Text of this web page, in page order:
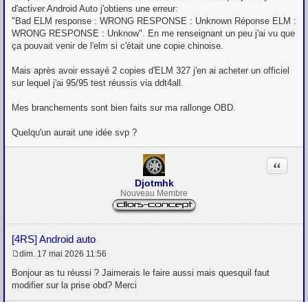
d'activer Android Auto j'obtiens une erreur:
"Bad ELM response : WRONG RESPONSE : Unknown Réponse ELM :
WRONG RESPONSE : Unknow". En me renseignant un peu j'ai vu que
ça pouvait venir de l'elm si c'était une copie chinoise.
Mais après avoir essayé 2 copies d'ELM 327 j'en ai acheter un officiel
sur lequel j'ai 95/95 test réussis via ddt4all.
Mes branchements sont bien faits sur ma rallonge OBD.
Quelqu'un aurait une idée svp ?
Djotmhk
Nouveau Membre
[4RS] Android auto
Citation
e
s
a
dim. 17 mai 2026 11:56
Bonjour as tu réussi ? Jaimerais le faire aussi mais quesquil faut
modifier sur la prise obd? Merci